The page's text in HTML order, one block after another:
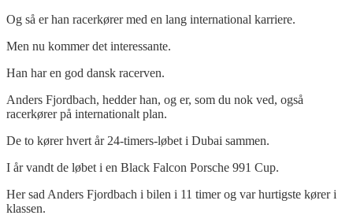
Og så er han racerkører med en lang international karriere.
Men nu kommer det interessante.
Han har en god dansk racerven.
Anders Fjordbach, hedder han, og er, som du nok ved, også
racerkører på internationalt plan.
De to kører hvert år 24-timers-løbet i Dubai sammen.
I år vandt de løbet i en Black Falcon Porsche 991 Cup.
Her sad Anders Fjordbach i bilen i 11 timer og var hurtigste kører i
klassen.